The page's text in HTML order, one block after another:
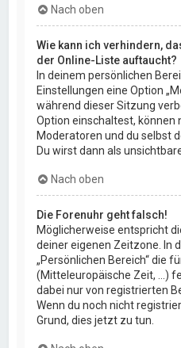
Nach oben
Wie kann ich verhindern,
der Online-Liste auftaucht?
In deinem persönlichen
Einstellungen eine Option
während dieser Sitzung
Option einschaltest, können
Moderatoren und du selbst
Du wirst dann als
Nach oben
Die Forenuhr geht falsch!
Möglicherweise entspricht
deiner eigenen Zeitzone. In
„Persönlichen Bereich“ die
(Mitteleuropäische Zeit, ...)
dabei nur von registrierten
Wenn du noch nicht
Grund, dies jetzt zu tun.